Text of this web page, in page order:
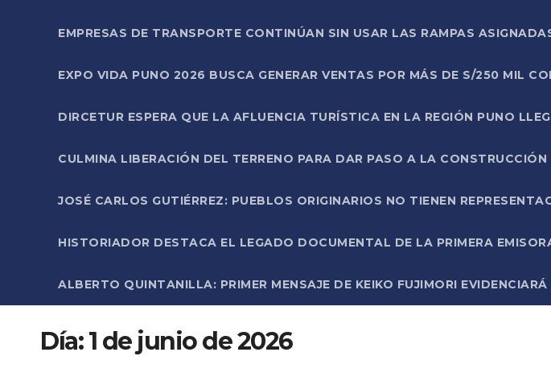
EMPRESAS DE TRANSPORTE CONTINÚAN SIN USAR LAS RAMPAS
EXPO VIDA PUNO 2026 BUSCA GENERAR VENTAS POR MÁS DE S/250 MIL
DIRCETUR ESPERA QUE LA AFLUENCIA TURÍSTICA EN LA REGIÓN PUNO
CULMINA LIBERACIÓN DEL TERRENO PARA DAR PASO A LA
JOSÉ CARLOS GUTIÉRREZ: PUEBLOS ORIGINARIOS NO TIENEN
HISTORIADOR DESTACA EL LEGADO DOCUMENTAL DE LA PRIMERA
ALBERTO QUINTANILLA: PRIMER MENSAJE DE KEIKO FUJIMORI
Día:1 de junio de 2026